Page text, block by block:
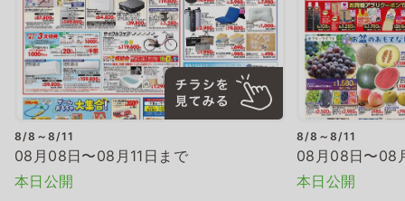
8/8～8/11
08月08日〜08月11日まで
本日公開
8/8～8/11
08月08日〜08
本日公開